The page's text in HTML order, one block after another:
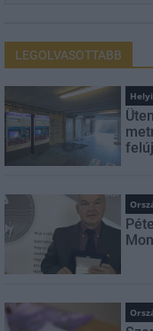
LEGOLVASOTTABB
Helyi